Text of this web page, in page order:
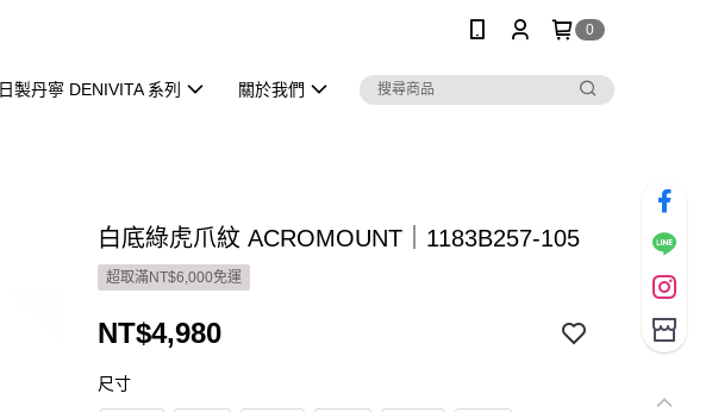
0
日製丹寧 DENIVITA 系列 關於我們
白底綠虎爪紋 ACROMOUNT｜1183B257-105
超取滿NT$6,000免運
NT$4,980
尺寸